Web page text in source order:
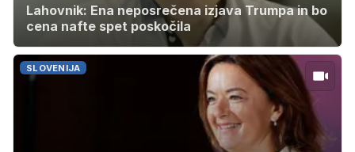
Lahovnik: Ena neposrečena izjava Trumpa in bo
cena nafte spet poskočila
SLOVENIJA